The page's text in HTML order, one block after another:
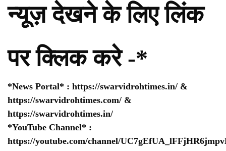
न्यूज़ देखने के लिए लिंक
पर क्लिक करे -*
*News Portal* : https://swarvidrohtimes.in/ &
https://swarvidrohtimes.com/ &
https://swarvidrohtimes.in/
*YouTube Channel* :
https://youtube.com/channel/